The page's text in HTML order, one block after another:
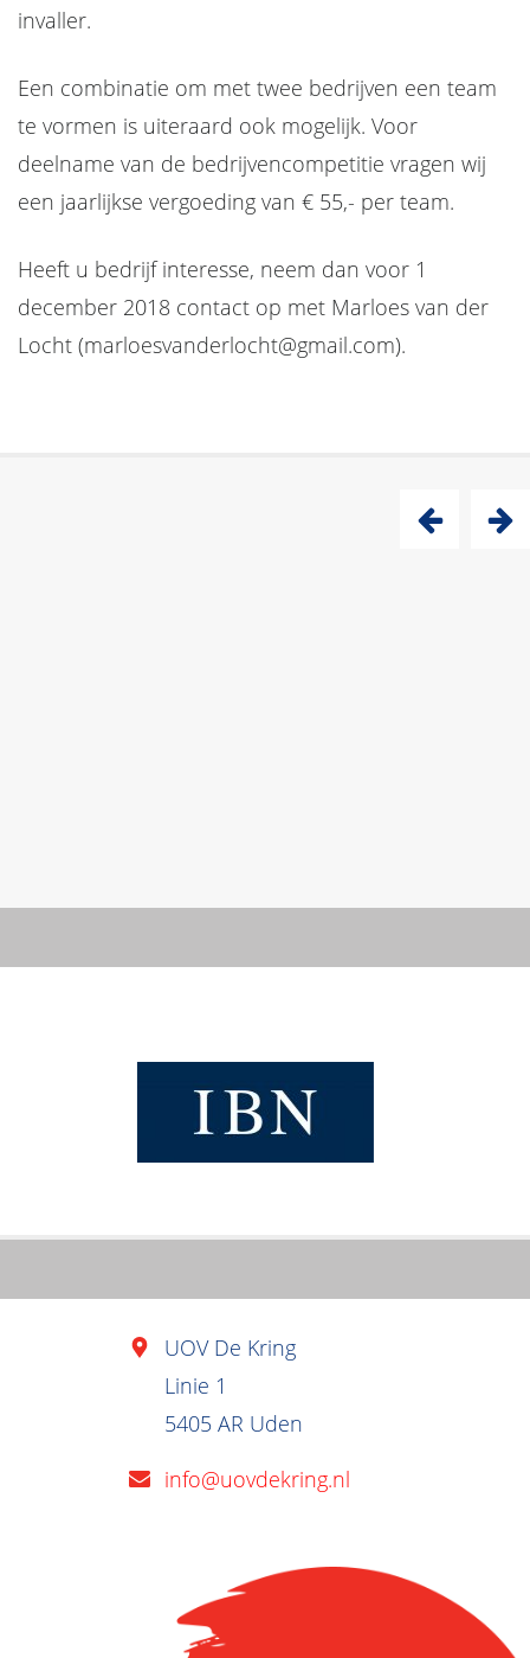
invaller.
Een combinatie om met twee bedrijven een team
te vormen is uiteraard ook mogelijk. Voor
deelname van de bedrijvencompetitie vragen wij
een jaarlijkse vergoeding van € 55,- per team.
Heeft u bedrijf interesse, neem dan voor 1
december 2018 contact op met Marloes van der
Locht (marloesvanderlocht@gmail.com).
UOV De Kring
Linie 1
5405 AR Uden
info@uovdekring.nl